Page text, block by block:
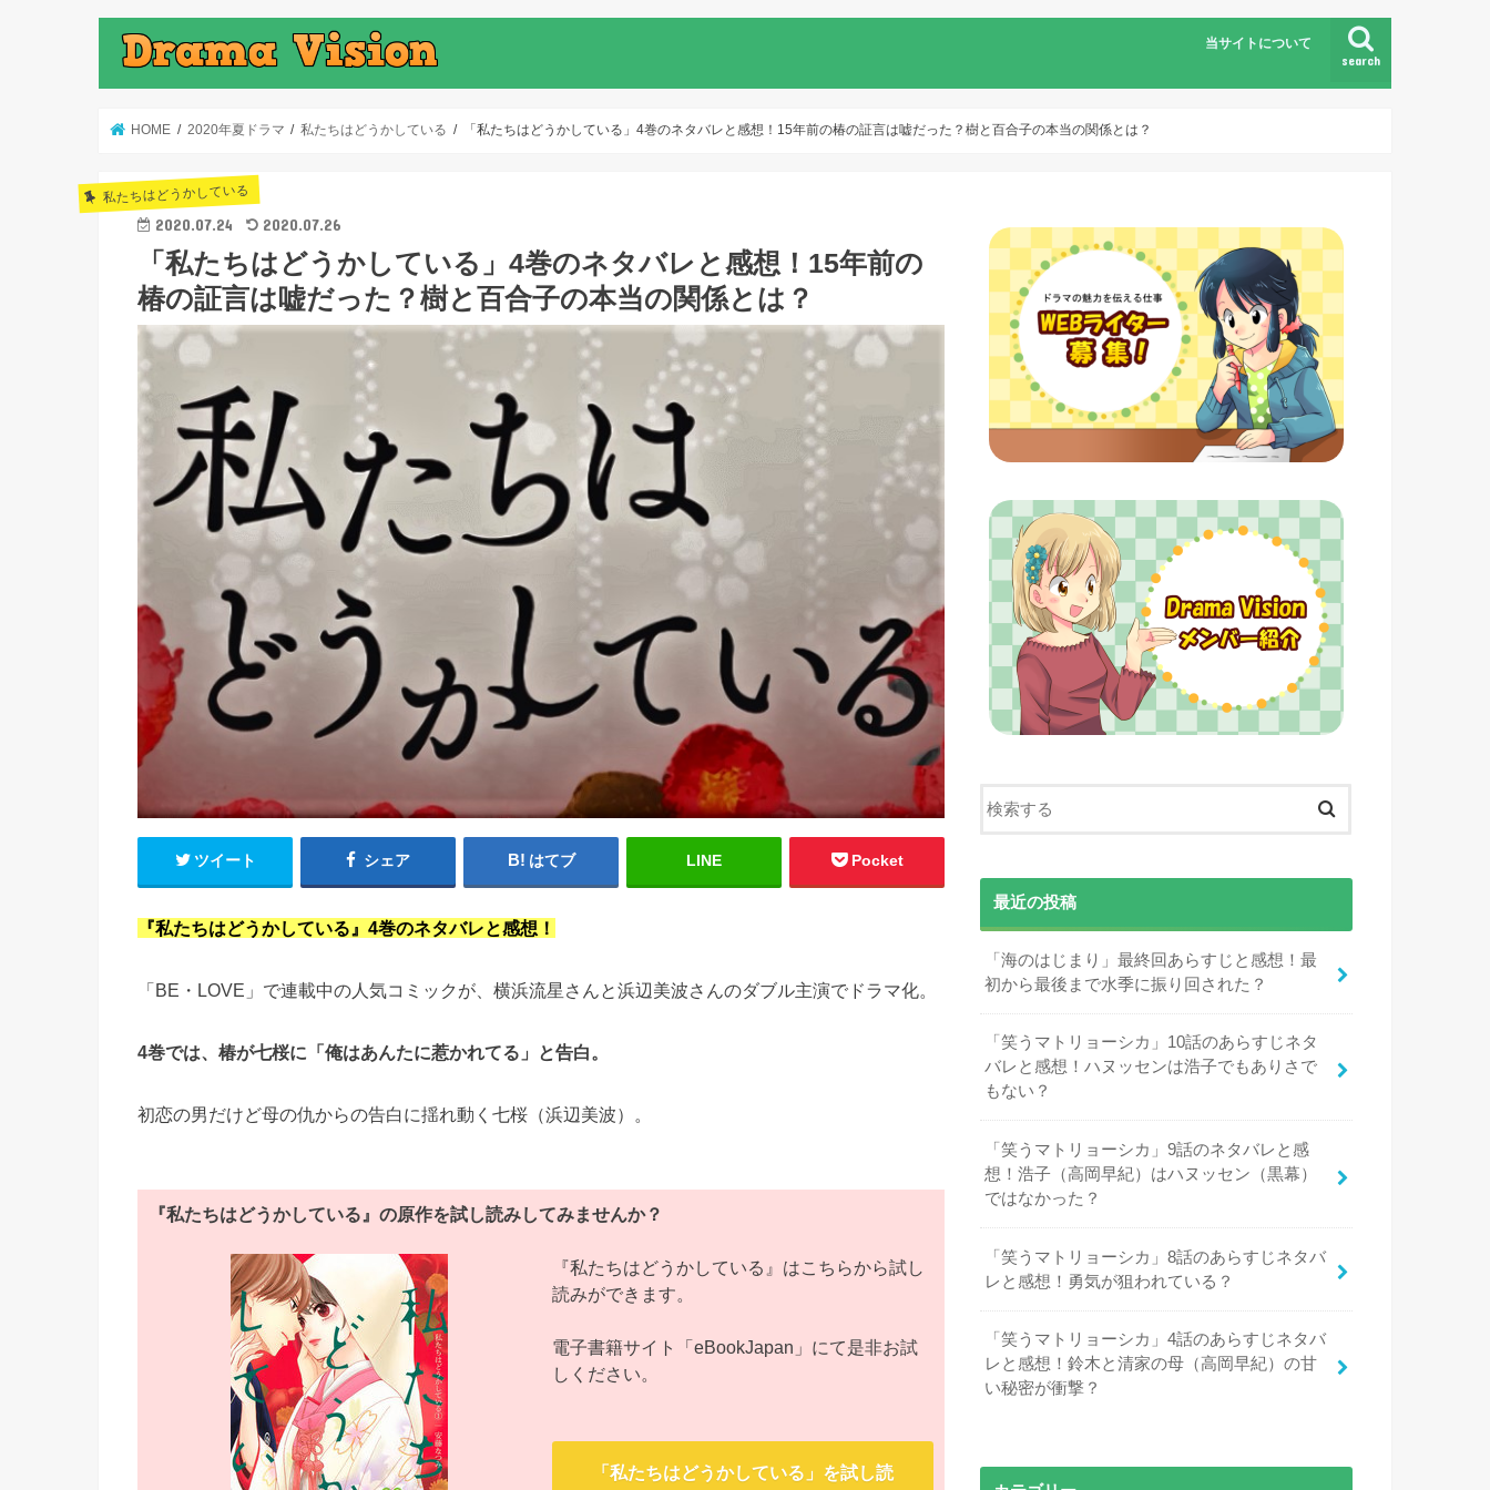
search
当サイトについて
HOME 2020年夏ドラマ 私たちはどうかしている 「私たちはどうかしている」4巻のネタバレと感想！15年前の椿の証言は嘘だった？樹と百合子の本当の関係とは？
私たちはどうかしている
2020.07.24 2020.07.26
「私たちはどうかしている」4巻のネタバレと感想！15年前の
椿の証言は嘘だった？樹と百合子の本当の関係とは？
ツイート シェア はてブ LINE Pocket
『私たちはどうかしている』4巻のネタバレと感想！
「BE・LOVE」で連載中の人気コミックが、横浜流星さんと浜辺美波さんのダブル主演でドラマ化。
4巻では、椿が七桜に「俺はあんたに惹かれてる」と告白。
初恋の男だけど母の仇からの告白に揺れ動く七桜（浜辺美波）。
『私たちはどうかしている』の原作を試し読みしてみませんか？
『私たちはどうかしている』はこちらから試し
読みができます。
電子書籍サイト「eBookJapan」にて是非お試
しください。
「私たちはどうかしている」を試し読
最近の投稿
「海のはじまり」最終回あらすじと感想！最
初から最後まで水季に振り回された？
「笑うマトリョーシカ」10話のあらすじネタ
バレと感想！ハヌッセンは浩子でもありさで
もない？
「笑うマトリョーシカ」9話のネタバレと感
想！浩子（高岡早紀）はハヌッセン（黒幕）
ではなかった？
「笑うマトリョーシカ」8話のあらすじネタバ
レと感想！勇気が狙われている？
「笑うマトリョーシカ」4話のあらすじネタバ
レと感想！鈴木と清家の母（高岡早紀）の甘
い秘密が衝撃？